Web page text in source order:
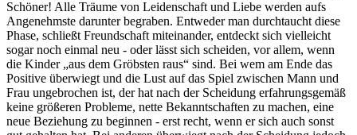
Schöner! Alle Träume von Leidenschaft und Liebe werden aufs
Angenehmste darunter begraben. Entweder man durchtaucht diese
Phase, schließt Freundschaft miteinander, entdeckt sich vielleicht
sogar noch einmal neu - oder lässt sich scheiden, vor allem, wenn
die Kinder „aus dem Gröbsten raus“ sind. Bei wem am Ende das
Positive überwiegt und die Lust auf das Spiel zwischen Mann und
Frau ungebrochen ist, der hat nach der Scheidung erfahrungsgemäß
keine größeren Probleme, nette Bekanntschaften zu machen, eine
neue Beziehung zu beginnen - erst recht, wenn er sich auch sonst